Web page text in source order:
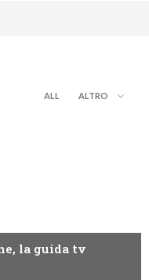
ALL ALTRO
la guida tv